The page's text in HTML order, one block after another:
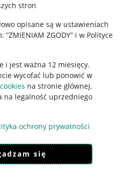
stron
opisane są w ustawieniach
ZGODY” i w Polityce
i jest ważna 12 miesięcy.
wycofać lub ponowić w
na stronie głównej.
na legalność uprzedniego
ochrony prywatności
się
Cyfrowych